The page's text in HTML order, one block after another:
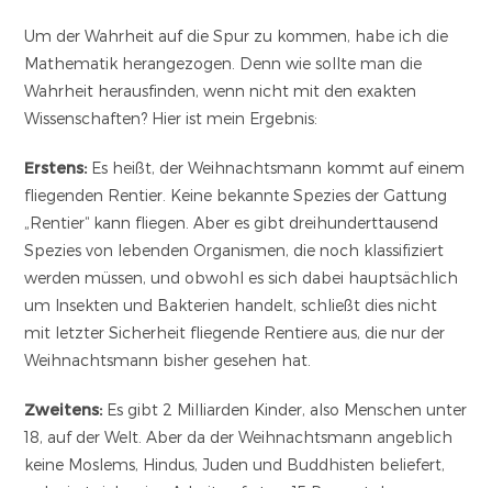
Um der Wahrheit auf die Spur zu kommen, habe ich die
Mathematik herangezogen. Denn wie sollte man die
Wahrheit herausfinden, wenn nicht mit den exakten
Wissenschaften? Hier ist mein Ergebnis:
Erstens: Es heißt, der Weihnachtsmann kommt auf einem
fliegenden Rentier. Keine bekannte Spezies der Gattung
„Rentier“ kann fliegen. Aber es gibt dreihunderttausend
Spezies von lebenden Organismen, die noch klassifiziert
werden müssen, und obwohl es sich dabei hauptsächlich
um Insekten und Bakterien handelt, schließt dies nicht
mit letzter Sicherheit fliegende Rentiere aus, die nur der
Weihnachtsmann bisher gesehen hat.
Zweitens: Es gibt 2 Milliarden Kinder, also Menschen unter
18, auf der Welt. Aber da der Weihnachtsmann angeblich
keine Moslems, Hindus, Juden und Buddhisten beliefert,